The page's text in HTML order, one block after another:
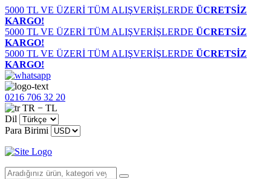
5000 TL VE ÜZERİ TÜM ALIŞVERİŞLERDE ÜCRETSİZ
KARGO!
5000 TL VE ÜZERİ TÜM ALIŞVERİŞLERDE ÜCRETSİZ
KARGO!
5000 TL VE ÜZERİ TÜM ALIŞVERİŞLERDE ÜCRETSİZ
KARGO!
0216 706 32 20
TR − TL
Dil
Para Birimi